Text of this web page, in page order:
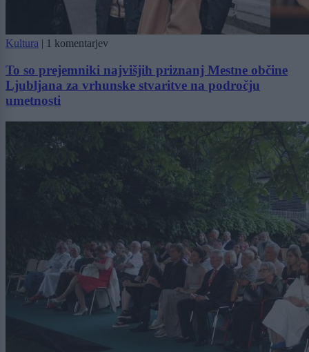
Kultura | 1 komentarjev
To so prejemniki najvišjih priznanj Mestne občine
Ljubljana za vrhunske stvaritve na področju
umetnosti